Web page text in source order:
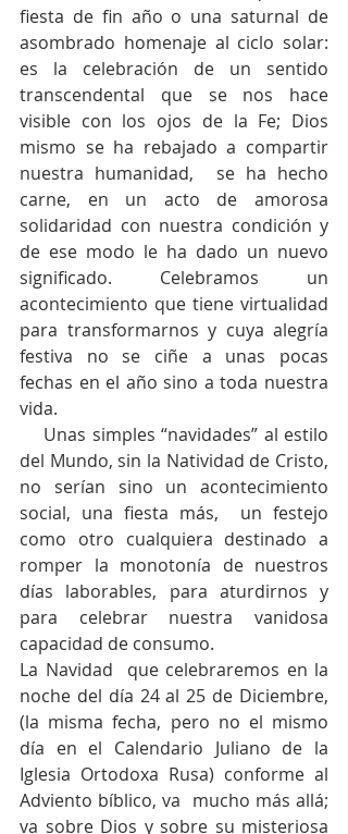
fiesta de fin año o una saturnal de
asombrado homenaje al ciclo solar:
es la celebración de un sentido
transcendental que se nos hace
visible con los ojos de la Fe; Dios
mismo se ha rebajado a compartir
nuestra humanidad,  se ha hecho
carne, en un acto de amorosa
solidaridad con nuestra condición y
de ese modo le ha dado un nuevo
significado. Celebramos un
acontecimiento que tiene virtualidad
para transformarnos y cuya alegría
festiva no se ciñe a unas pocas
fechas en el año sino a toda nuestra
vida.
del Mundo, sin la Natividad de Cristo,
no serían sino un acontecimiento
social, una fiesta más,  un festejo
como otro cualquiera destinado a
romper la monotonía de nuestros
días laborables, para aturdirnos y
para celebrar nuestra vanidosa
capacidad de consumo.
La Navidad  que celebraremos en la
noche del día 24 al 25 de Diciembre,
(la misma fecha, pero no el mismo
día en el Calendario Juliano de la
Iglesia Ortodoxa Rusa) conforme al
Adviento bíblico, va  mucho más allá;
va sobre Dios y sobre su misteriosa